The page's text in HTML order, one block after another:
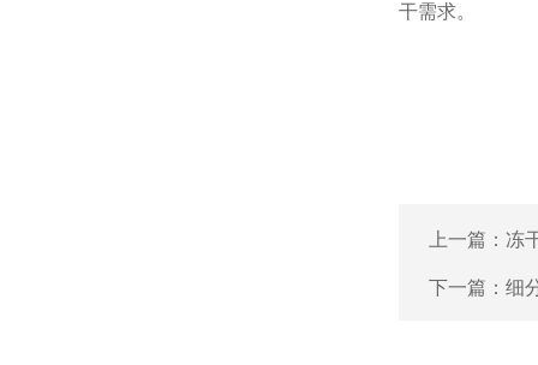
干需求。
上一篇： 冻
下一篇： 细